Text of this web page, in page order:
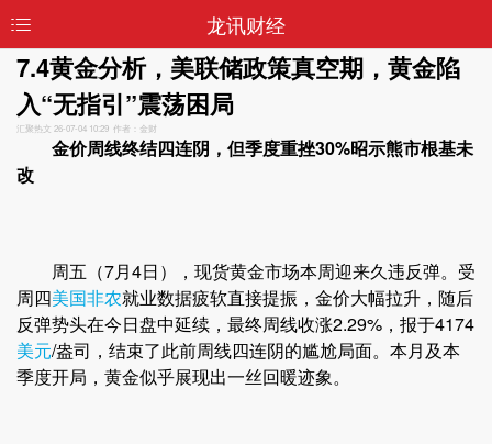
龙讯财经
7.4黄金分析，美联储政策真空期，黄金陷
入“无指引”震荡困局
汇聚热文 26-07-04 10:29 作者：金财
金价周线终结四连阴，但季度重挫30%昭示熊市根基未
改
周五（7月4日），现货黄金市场本周迎来久违反弹。受
周四美国非农就业数据疲软直接提振，金价大幅拉升，随后
反弹势头在今日盘中延续，最终周线收涨2.29%，报于4174
美元/盎司，结束了此前周线四连阴的尴尬局面。本月及本
季度开局，黄金似乎展现出一丝回暖迹象。